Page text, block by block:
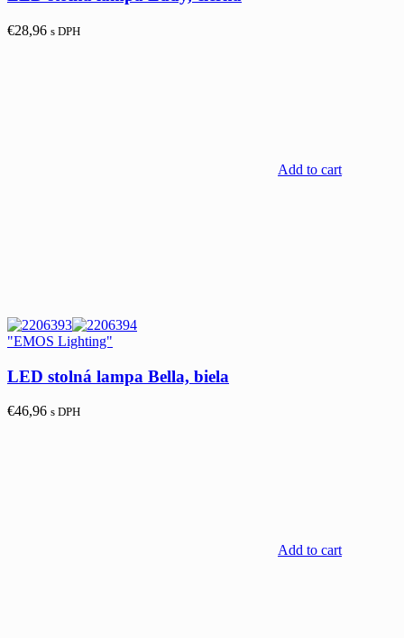
€28,96 s DPH
Add to cart
"EMOS Lighting"
LED stolná lampa Bella, biela
€46,96 s DPH
Add to cart